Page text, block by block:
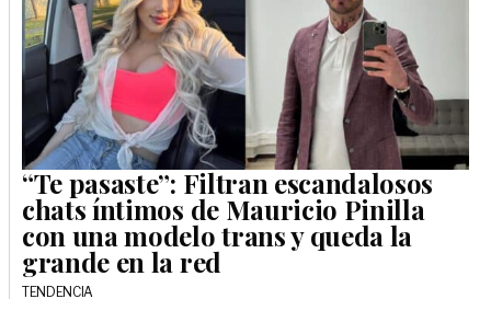
“Te pasaste”: Filtran escandalosos
chats íntimos de Mauricio Pinilla
con una modelo trans y queda la
grande en la red
TENDENCIA